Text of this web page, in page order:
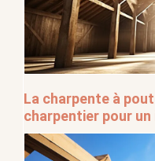
La charpente à
charpentier pour